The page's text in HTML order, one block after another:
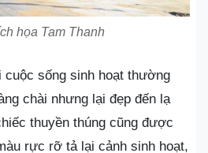
họa Tam Thanh
cuộc sống sinh hoạt thường
chài nhưng lại đẹp đến lạ
thuyền thúng cũng được
rực rỡ tả lại cảnh sinh hoạt,